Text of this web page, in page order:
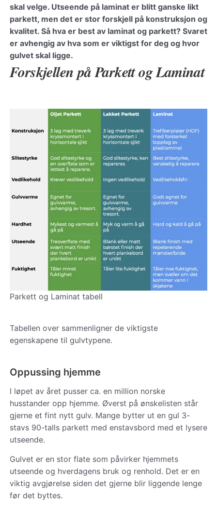
skal velge. Utseende på laminat er blitt ganske likt
parkett, men det er stor forskjell på konstruksjon og
kvalitet. Så hva er best av laminat og parkett? Svaret
er avhengig av hva som er viktigst for deg og hvor
gulvet skal ligge.
Forskjellen på Parkett og Laminat
Parkett og Laminat tabell
Tabellen over sammenligner de viktigste
egenskapene til gulvtypene.
Oppussing hjemme
I løpet av året pusser ca. en million norske
husstander opp hjemme. Øverst på ønskelisten står
gjerne et fint nytt gulv. Mange bytter ut en gul 3-
stavs 90-talls parkett med enstavsbord med et lysere
utseende.
Gulvet er en stor flate som påvirker hjemmets
utseende og hverdagens bruk og renhold. Det er en
viktig avgjørelse siden det gjerne blir liggende lenge
før det byttes.